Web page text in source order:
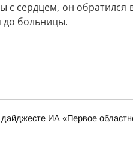
сердцем, он обратился
до больницы.
дайджесте ИА «Первое